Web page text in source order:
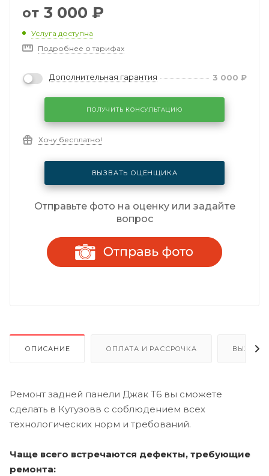
от 3 000 ₽
Услуга доступна
Подробнее о тарифах
Дополнительная гарантия 3 000 ₽
ПОЛУЧИТЬ КОНСУЛЬТАЦИЮ
Хочу бесплатно!
ВЫЗВАТЬ ОЦЕНЩИКА
Отправьте фото на оценку или задайте
вопрос
ОПИСАНИЕ ОПЛАТА И РАССРОЧКА ВЫЗОВ
Ремонт задней панели Джак Т6 вы сможете
сделать в Кутузовв с соблюдением всех
технологических норм и требований.
Чаще всего встречаются дефекты, требующие
ремонта: